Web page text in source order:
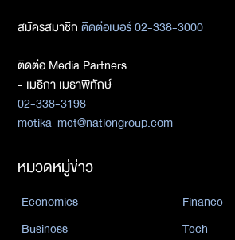
สมัครสมาชิกติดต่อเบอร์ 02-338-3000
ติดต่อ Media Partners
- เมธิกา เมธาพิทักษ์
02-338-3198
metika_met@nationgroup.com
หมวดหมู่ข่าว
Economics
Finance
Business
Tech